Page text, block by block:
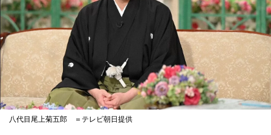
八代目尾上菊五郎 ＝テレビ朝日提供